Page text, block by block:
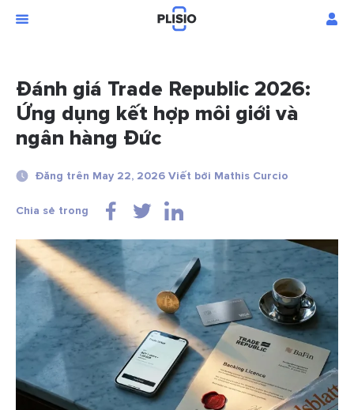
Đánh giá Trade Republic 2026:
Ứng dụng kết hợp môi giới và
ngân hàng Đức
Đăng trên May 22, 2026 Viết bởi Mathis Curcio
Chia sẻ trong